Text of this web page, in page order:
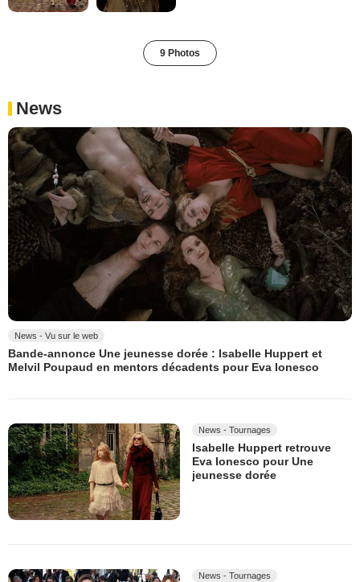
9 Photos
News
News - Vu sur le web
Bande-annonce Une jeunesse dorée : Isabelle Huppert et
Melvil Poupaud en mentors décadents pour Eva Ionesco
News - Tournages
Isabelle Huppert retrouve
Eva Ionesco pour Une
jeunesse dorée
News - Tournages